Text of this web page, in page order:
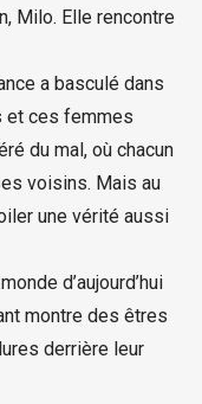
Milo. Elle rencontre
a basculé dans
et ces femmes
du mal, où chacun
voisins. Mais au
une vérité aussi
d’aujourd’hui
montre des êtres
derrière leur